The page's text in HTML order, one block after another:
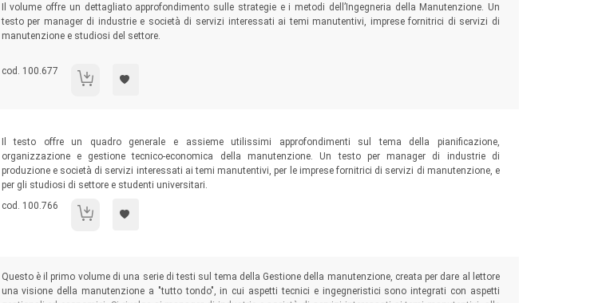
Sommario:
Il volume offre un dettagliato approfondimento sulle strategie e i metodi dell’Ingegneria della Manutenzione. Un
testo per manager di industrie e società di servizi interessati ai temi manutentivi, imprese fornitrici di servizi di
manutenzione e studiosi del settore.
Codice libro:
cod. 100.677 Ingegneria della manutenzione
Sommario:
Il testo offre un quadro generale e assieme utilissimi approfondimenti sul tema della pianificazione,
organizzazione e gestione tecnico-economica della manutenzione. Un testo per manager di industrie di
produzione e società di servizi interessati ai temi manutentivi, per le imprese fornitrici di servizi di manutenzione, e
per gli studiosi di settore e studenti universitari.
Codice libro:
cod. 100.766 Pianificazione, organizzazione e gestione tecnico-economica della manutenzione
Sommario:
Questo è il primo volume di una serie di testi sul tema della Gestione della manutenzione, creata per dare al lettore
una visione della manutenzione a "tutto tondo", in cui aspetti tecnici e ingegneristici sono integrati con aspetti